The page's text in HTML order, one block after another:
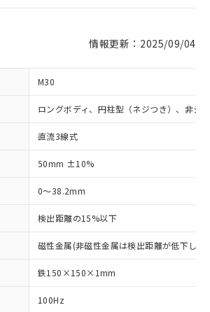
情報更新：2025/09/04
M30
ロングボディ、円柱型（ネジつき）、非シ
直流3線式
50mm ±10%
0～38.2mm
検出距離の15%以下
磁性金属(非磁性金属は検出距離が低下しま
鉄150×150×1mm
100Hz